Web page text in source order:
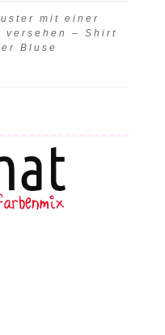
mit einer
versehen – Shirt
Bluse